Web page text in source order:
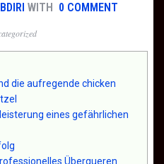
WITH 0 COMMENT
die aufregende chicken
eines gefährlichen
Überqueren